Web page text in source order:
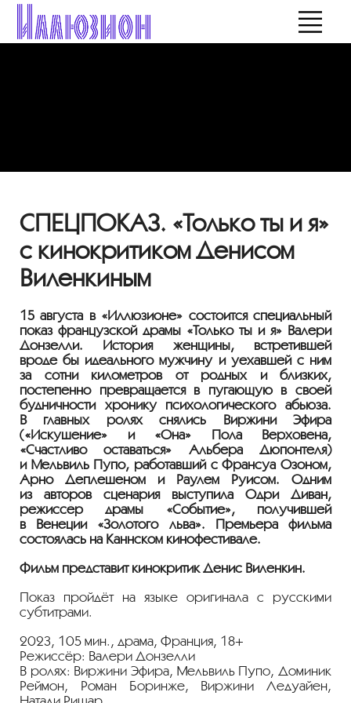
СПЕЦПОКАЗ. «Только ты и я»
с кинокритиком Денисом
Виленкиным
15 августа в «Иллюзионе» состоится специальный
показ французской драмы «Только ты и я» Валери
Донзелли. История женщины, встретившей
вроде бы идеального мужчину и уехавшей с ним
за сотни километров от родных и близких,
постепенно превращается в пугающую в своей
будничности хронику психологического абьюза.
В главных ролях снялись Виржини Эфира
(«Искушение» и «Она» Пола Верховена,
«Счастливо оставаться» Альбера Дюпонтеля)
и Мельвиль Пупо, работавший с Франсуа Озоном,
Арно Деплешеном и Раулем Руисом. Одним
из авторов сценария выступила Одри Диван,
режиссёр драмы «Событие», получившей
в Венеции «Золотого льва». Премьера фильма
состоялась на Каннском кинофестивале.
Фильм представит кинокритик Денис Виленкин.
Показ пройдёт на языке оригинала с русскими
субтитрами.
2023, 105 мин., драма, Франция, 18+
Режиссёр: Валери Донзелли
В ролях: Виржини Эфира, Мельвиль Пупо, Доминик
Реймон, Роман Боринже, Виржини Ледуайен,